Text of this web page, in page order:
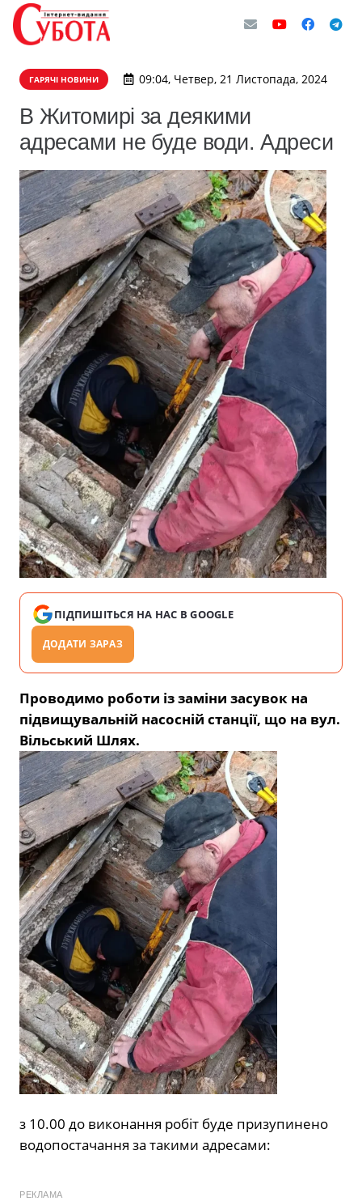
ГАРЯЧІ НОВИНИ 09:04, Четвер, 21 Листопада, 2024
В Житомирі за деякими
адресами не буде води. Адреси
ПІДПИШІТЬСЯ НА НАС В GOOGLE
ДОДАТИ ЗАРАЗ
Проводимо роботи із заміни засувок на
підвищувальній насосній станції, що на вул.
Вільський Шлях.
з 10.00 до виконання робіт буде призупинено
водопостачання за такими адресами:
РЕКЛАМА